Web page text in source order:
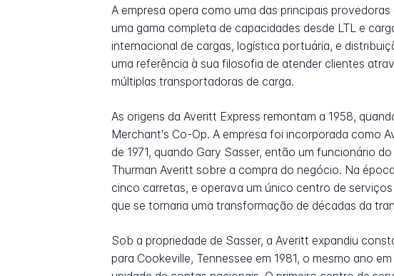
A empresa opera como uma das principais
uma gama completa de capacidades desde LTL e
internacional de cargas, logística portuária, e
uma referência à sua filosofia de atender clientes
múltiplas transportadoras de carga.
As origens da Averitt Express remontam a 1958,
Merchant's Co-Op. A empresa foi incorporada como
de 1971, quando Gary Sasser, então um funcionário
Thurman Averitt sobre a compra do negócio. Na
cinco carretas, e operava um único centro de
que se tornaria uma transformação de décadas da
Sob a propriedade de Sasser, a Averitt expandiu
para Cookeville, Tennessee em 1981, o mesmo ano